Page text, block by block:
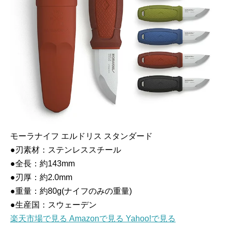
モーラナイフ エルドリス スタンダード
●刃素材：ステンレススチール
●全長：約143mm
●刃厚：約2.0mm
●重量：約80g(ナイフのみの重量)
●生産国：スウェーデン
楽天市場で見る Amazonで見る Yahoo!で見る